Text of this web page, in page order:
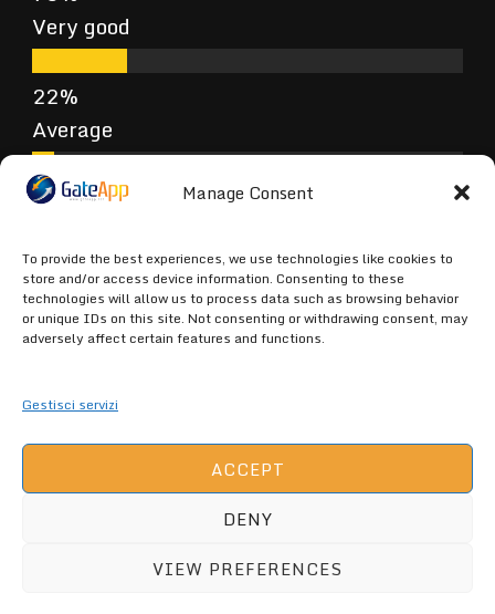
Manage Consent
To provide the best experiences, we use technologies like cookies to
store and/or access device information. Consenting to these
technologies will allow us to process data such as browsing behavior
or unique IDs on this site. Not consenting or withdrawing consent, may
adversely affect certain features and functions.
Gestisci servizi
ACCEPT
DENY
VIEW PREFERENCES
Very good
Average
Terrible
GATEAPP.NET (C) 2026 ALL RIGHTS
ARE RESERVED -GateApp Privacy